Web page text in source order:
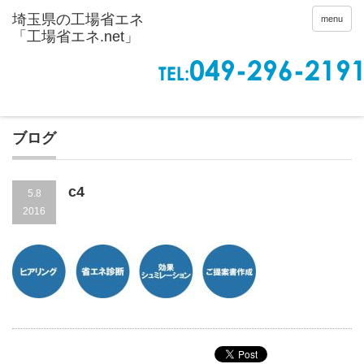
menu
ブログ
5.8
2016
c4